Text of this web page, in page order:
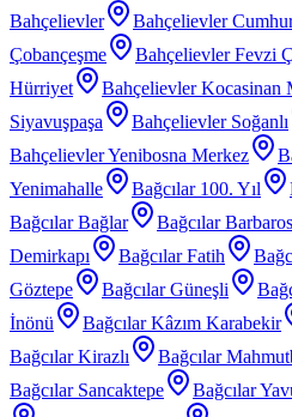
Bahçelievler
Bahçelievler
Çobançeşme
Bahçelievler Fevzi
Hürriyet
Bahçelievler Kocasinan
Siyavuşpaşa
Bahçelievler Soğanlı
Bahçelievler Yenibosna Merkez
Yenimahalle
Bağcılar 100. Yıl
Bağcılar Bağlar
Bağcılar Barbaros
Demirkapı
Bağcılar Fatih
Göztepe
Bağcılar Güneşli
İnönü
Bağcılar Kâzım Karabekir
Bağcılar Kirazlı
Bağcılar
Bağcılar Sancaktepe
Bağcılar